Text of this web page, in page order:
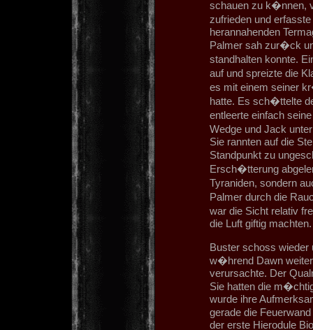
schauen zu k�nnen,
zufrieden und
herannahenden
Palmer sah zur�ck
standhalten konnte.
auf und spreizte die
es mit einem seiner
hatte. Es sch�ttelte
entleerte einfach
Wedge und Jack
Sie rannten auf die
Standpunkt zu
Ersch�tterung
Tyraniden, sondern
Palmer durch die
war die Sicht relativ
die Luft giftig
Buster schoss wieder
w�hrend Dawn
verursachte. Der
Sie hatten die
wurde ihre
gerade die
der erste Hierodule